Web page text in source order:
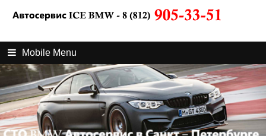
Mobile Menu